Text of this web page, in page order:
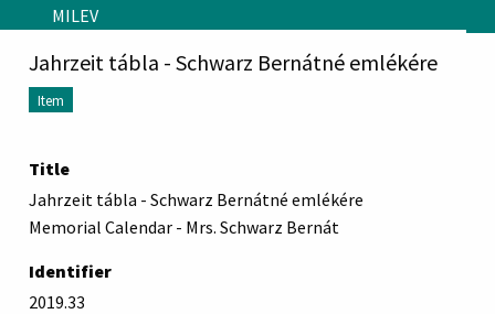
Skip to main content
MILEV
Jahrzeit tábla - Schwarz Bernátné emlékére
Item
Title
Jahrzeit tábla - Schwarz Bernátné emlékére
Memorial Calendar - Mrs. Schwarz Bernát
Identifier
2019.33